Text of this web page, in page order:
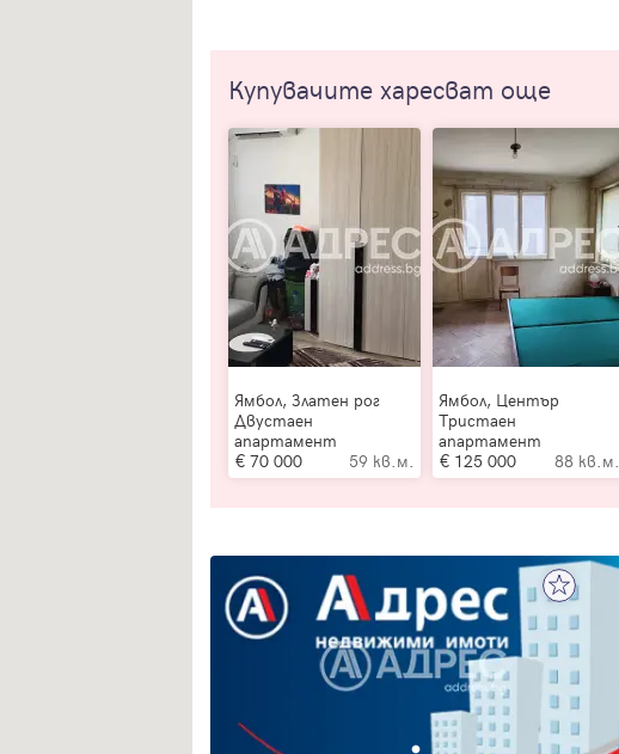
Купувачите харесват още
Ямбол, Златен рог
Двустаен
апартамент
70 000
59 кв.м.
Ямбол, Център
Тристаен
апартамент
125 000
88 кв.м.